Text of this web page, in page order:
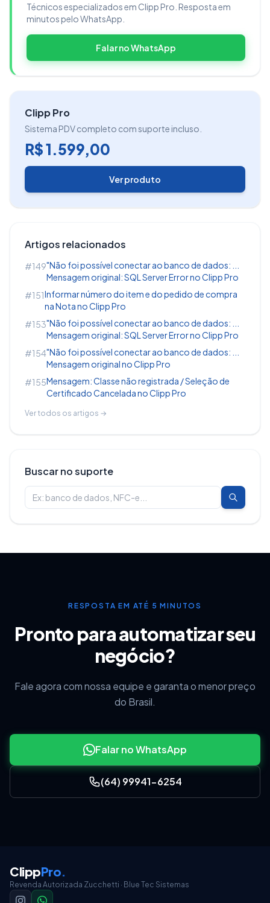
Também é possível informar o
Entrega,
cliente(diferente da operação anterior onde é
vinculado um fornecedor, para esse processo é
cadastrado);
preenchimento no DANFE;
No XML referente a nota emitida, será
adicionada a TAG da Entrega;
DE RETIRADA,
Técnicos especializados em Clipp Pro. Resposta em
minutos pelo WhatsApp.
Falar no WhatsApp
Clipp Pro
Sistema PDV completo com suporte incluso.
R$ 1.599,00
Ver produto
Artigos relacionados
#149"Não foi possível conectar ao banco de dados: ...
Mensagem original: SQL Server Error no Clipp Pro
#151Informar número do item e do pedido de compra
na Nota no Clipp Pro
#153"Não foi possível conectar ao banco de dados: ...
Mensagem original: SQL Server Error no Clipp Pro
#154"Não foi possível conectar ao banco de dados: ...
Mensagem original no Clipp Pro
#155Mensagem: Classe não registrada / Seleção de
Certificado Cancelada no Clipp Pro
Ver todos os artigos →
Buscar no suporte
RESPOSTA EM ATÉ 5 MINUTOS
Pronto para automatizar seu
negócio?
Fale agora com nossa equipe e garanta o menor preço
do Brasil.
Falar no WhatsApp
(64) 99941-6254
ClippPro.
Revenda Autorizada Zucchetti · Blue Tec Sistemas